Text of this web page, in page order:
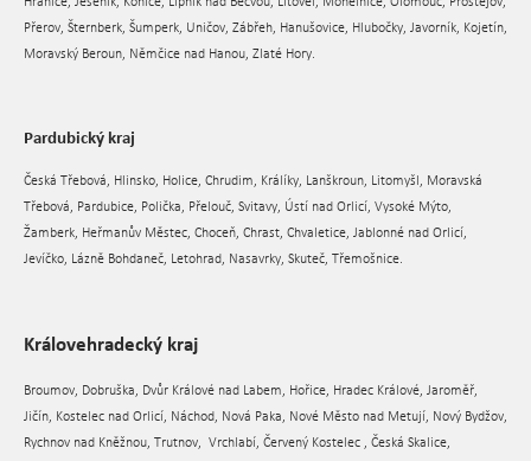
Přerov, Šternberk, Šumperk, Uničov, Zábřeh, Hanušovice, Hlubočky, Javorník, Kojetín,
Moravský Beroun, Němčice nad Hanou, Zlaté Hory.
Pardubický kraj
Česká Třebová, Hlinsko, Holice, Chrudim, Králíky, Lanškroun, Litomyšl, Moravská
Třebová, Pardubice, Polička, Přelouč, Svitavy, Ústí nad Orlicí, Vysoké Mýto,
Žamberk, Heřmanův Městec, Choceň, Chrast, Chvaletice, Jablonné nad Orlicí,
Jevíčko, Lázně Bohdaneč, Letohrad, Nasavrky, Skuteč, Třemošnice.
Královehradecký kraj
Broumov, Dobruška, Dvůr Králové nad Labem, Hořice, Hradec Králové, Jaroměř,
Jičín, Kostelec nad Orlicí, Náchod, Nová Paka, Nové Město nad Metují, Nový Bydžov,
Rychnov nad Kněžnou, Trutnov, Vrchlabí, Červený Kostelec , Česká Skalice,